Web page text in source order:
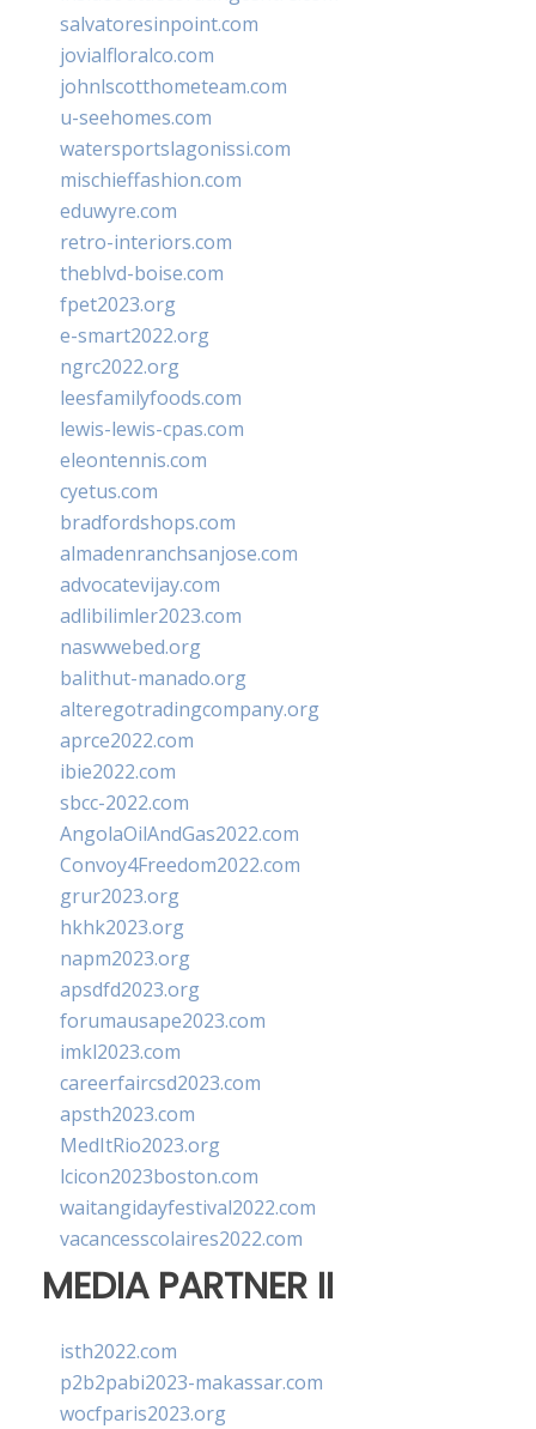
salvatoresinpoint.com
jovialfloralco.com
johnlscotthometeam.com
u-seehomes.com
watersportslagonissi.com
mischieffashion.com
eduwyre.com
retro-interiors.com
theblvd-boise.com
fpet2023.org
e-smart2022.org
ngrc2022.org
leesfamilyfoods.com
lewis-lewis-cpas.com
eleontennis.com
cyetus.com
bradfordshops.com
almadenranchsanjose.com
advocatevijay.com
adlibilimler2023.com
naswwebed.org
balithut-manado.org
alteregotradingcompany.org
aprce2022.com
ibie2022.com
sbcc-2022.com
AngolaOilAndGas2022.com
Convoy4Freedom2022.com
grur2023.org
hkhk2023.org
napm2023.org
apsdfd2023.org
forumausape2023.com
imkl2023.com
careerfaircsd2023.com
apsth2023.com
MedItRio2023.org
lcicon2023boston.com
waitangidayfestival2022.com
vacancesscolaires2022.com
MEDIA PARTNER II
isth2022.com
p2b2pabi2023-makassar.com
wocfparis2023.org